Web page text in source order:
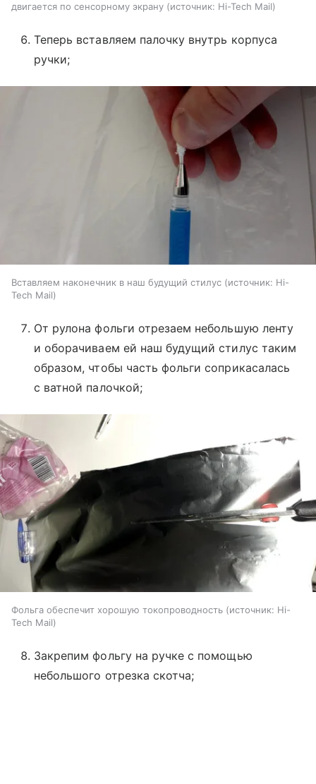
двигается по сенсорному экрану источник: Hi-Tech Mail
Теперь вставляем палочку внутрь корпуса
ручки;
Вставляем наконечник в наш будущий стилус источник: Hi-
Tech Mail
От рулона фольги отрезаем небольшую ленту
и оборачиваем ей наш будущий стилус таким
образом, чтобы часть фольги соприкасалась
с ватной палочкой;
Фольга обеспечит хорошую токопроводность источник: Hi-
Tech Mail
Закрепим фольгу на ручке с помощью
небольшого отрезка скотча;